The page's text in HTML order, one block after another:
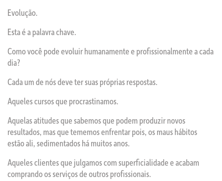
Evolução.
Esta é a palavra chave.
Como você pode evoluir humanamente e profissionalmente a cada
dia?
Cada um de nós deve ter suas próprias respostas.
Aqueles cursos que procrastinamos.
Aquelas atitudes que sabemos que podem produzir novos
resultados, mas que tememos enfrentar pois, os maus hábitos
estão ali, sedimentados há muitos anos.
Aqueles clientes que julgamos com superficialidade e acabam
comprando os serviços de outros profissionais.